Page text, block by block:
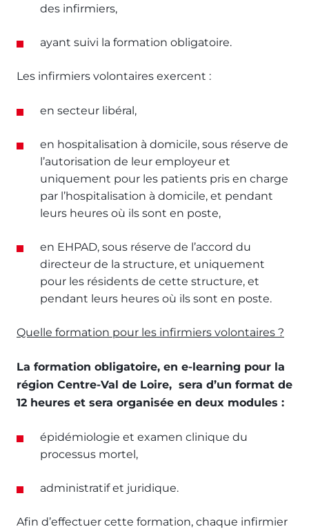
des infirmiers,
ayant suivi la formation obligatoire.
Les infirmiers volontaires exercent :
en secteur libéral,
en hospitalisation à domicile, sous réserve de
l’autorisation de leur employeur et
uniquement pour les patients pris en charge
par l’hospitalisation à domicile, et pendant
leurs heures où ils sont en poste,
en EHPAD, sous réserve de l’accord du
directeur de la structure, et uniquement
pour les résidents de cette structure, et
pendant leurs heures où ils sont en poste.
Quelle formation pour les infirmiers volontaires ?
La formation obligatoire, en e-learning pour la
région Centre-Val de Loire, sera d’un format de
12 heures et sera organisée en deux modules :
épidémiologie et examen clinique du
processus mortel,
administratif et juridique.
Afin d’effectuer cette formation, chaque infirmier